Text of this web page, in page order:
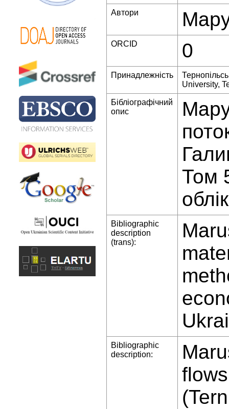
Автори
ORCID 0
Принадлежність
University,
Бібліографічний
опис
Том
Bibliographic
description
(trans):
Bibliographic
description: